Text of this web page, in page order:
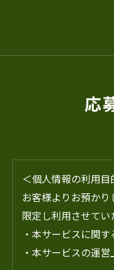
応
＜個人情報の利用目
お客様よりお預か
限定し利用させてい
・本サービスに関
・本サービスの運